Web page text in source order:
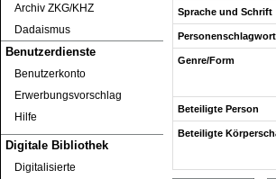
Archiv ZKG/KHZ
Dadaismus
Benutzerdienste
Benutzerkonto
Erwerbungsvorschlag
Hilfe
Digitale Bibliothek
Digitalisierte
Sprache und Schrift
Personenschlagwort
Genre/Form
Beteiligte Person
Beteiligte